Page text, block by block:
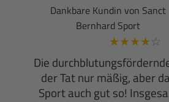
Dankbare Kundin von Sanct
Bernhard Sport
★★★★ ☆
Die
der Tat nur mäßig, aber
Sport auch gut so!